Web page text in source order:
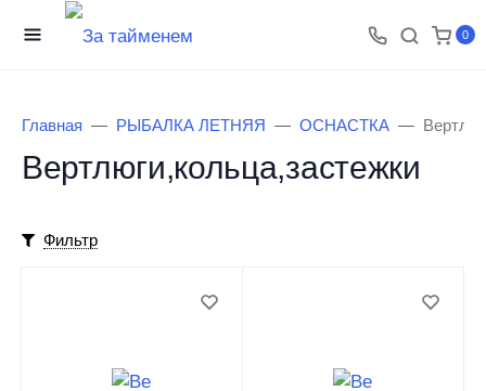
0
Главная РЫБАЛКА ЛЕТНЯЯ ОСНАСТКА
Вертлюги,кольца,застежки
Фильтр